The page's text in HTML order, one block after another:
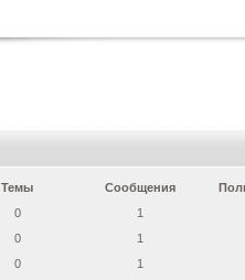
Темы Сообщения
0
1
0
1
0
1